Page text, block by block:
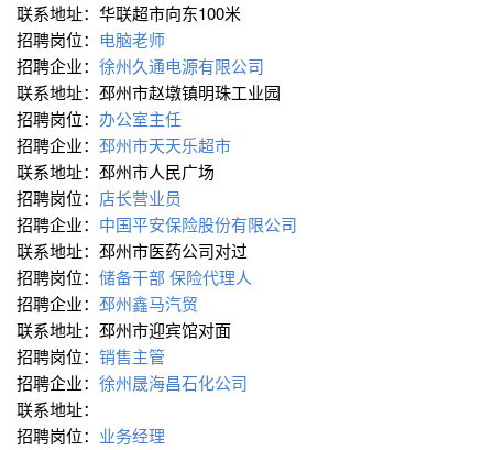
联系地址：华联超市向东100米
招聘岗位： 电脑老师
招聘企业： 徐州久通电源有限公司
联系地址：邳州市赵墩镇明珠工业园
招聘岗位： 办公室主任
招聘企业： 邳州市天天乐超市
联系地址：邳州市人民广场
招聘岗位： 店长营业员
招聘企业： 中国平安保险股份有限公司
联系地址：邳州市医药公司对过
招聘岗位： 储备干部 保险代理人
招聘企业： 邳州鑫马汽贸
联系地址：邳州市迎宾馆对面
招聘岗位： 销售主管
招聘企业： 徐州晟海昌石化公司
联系地址：
招聘岗位： 业务经理